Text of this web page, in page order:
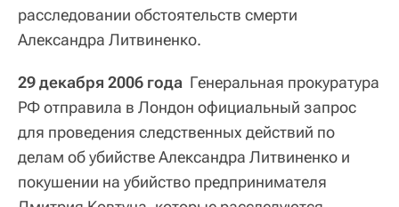
расследовании обстоятельств смерти
Александра Литвиненко.
29 декабря 2006 года Генеральная прокуратура
РФ отправила в Лондон официальный запрос
для проведения следственных действий по
делам об убийстве Александра Литвиненко и
покушении на убийство предпринимателя